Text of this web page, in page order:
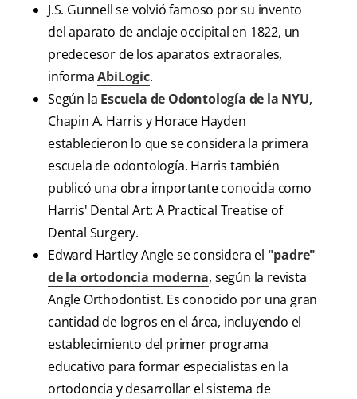
J.S. Gunnell se volvió famoso por su invento
del aparato de anclaje occipital en 1822, un
predecesor de los aparatos extraorales,
informaAbiLogic.
Según la Escuela de Odontología de la NYU,
Chapin A. Harris y Horace Hayden
establecieron lo que se considera la primera
escuela de odontología. Harris también
publicó una obra importante conocida como
Harris' Dental Art: A Practical Treatise of
Dental Surgery.
Edward Hartley Angle se considera el "padre"
de la ortodoncia moderna, según la revista
Angle Orthodontist. Es conocido por una gran
cantidad de logros en el área, incluyendo el
establecimiento del primer programa
educativo para formar especialistas en la
ortodoncia y desarrollar el sistema de